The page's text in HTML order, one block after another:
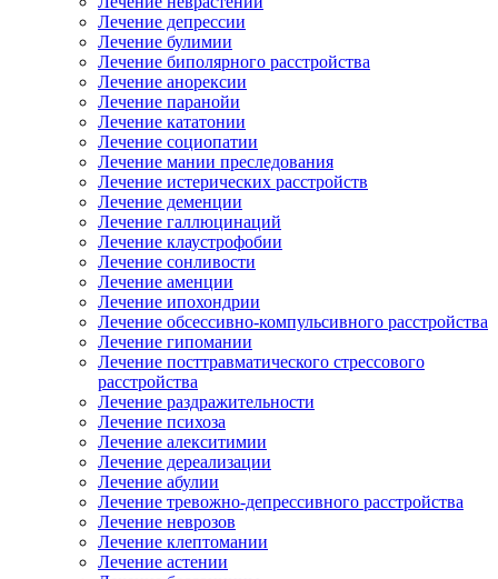
Лечение депрессии
Лечение булимии
Лечение биполярного расстройства
Лечение анорексии
Лечение паранойи
Лечение кататонии
Лечение социопатии
Лечение мании преследования
Лечение истерических расстройств
Лечение деменции
Лечение галлюцинаций
Лечение клаустрофобии
Лечение сонливости
Лечение аменции
Лечение ипохондрии
Лечение обсессивно-компульсивного расстройства
Лечение гипомании
Лечение посттравматического стрессового
расстройства
Лечение раздражительности
Лечение психоза
Лечение алекситимии
Лечение дереализации
Лечение абулии
Лечение тревожно-депрессивного расстройства
Лечение неврозов
Лечение клептомании
Лечение астении